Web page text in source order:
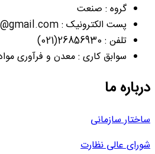
گروه : صنعت
پست الکترونیک : mohsen.bahramsari@gmail.com
تلفن : 26856930(021)
سوابق کاری : معدن و فرآوری
درباره ما
ساختار سازمانی
شورای عالی نظارت